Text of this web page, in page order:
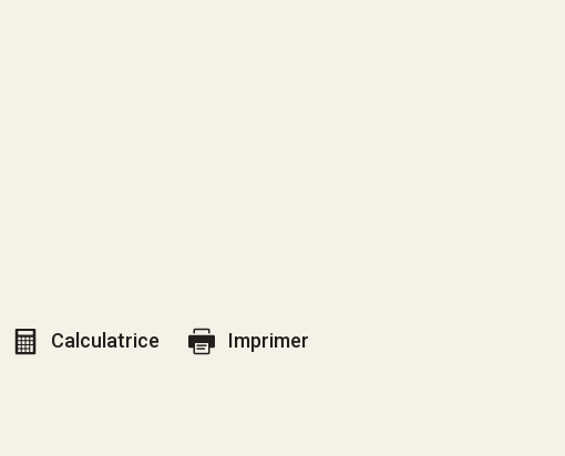
Calculatrice Imprimer